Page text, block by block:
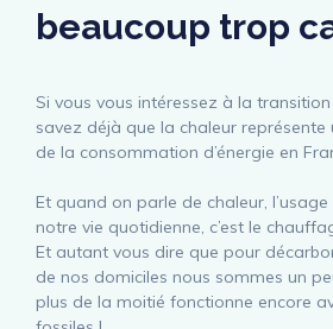
beaucoup trop
Si vous vous intéressez à la
savez déjà que la chaleur représente
de la consommation d’énergie en
Et quand on parle de chaleur,
notre vie quotidienne, c’est le
Et autant vous dire que pour
de nos domiciles nous sommes un
plus de la moitié fonctionne encore